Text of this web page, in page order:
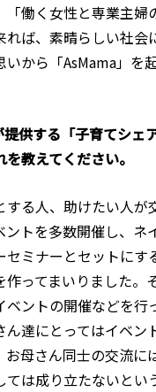
「働く女性と専業主婦
れば、素晴らしい社会
いから「AsMama」を
供する「子育てシェ
教えてください。
する人、助けたい人が
ントを多数開催し、ネ
セミナーとセットにす
作ってまいりました。
ベントの開催などを行
ん達にとってはイベン
お母さん同士の交流に
ては成り立たないとい